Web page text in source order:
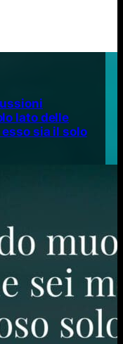
lato delle
sia il solo